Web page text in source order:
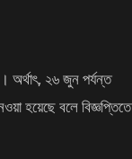
অর্থাৎ, ২৬ জুন পর্যন্ত
হয়েছে বলে বিজ্ঞপ্তিতে